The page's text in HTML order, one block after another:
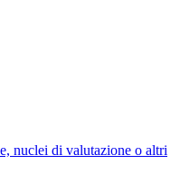
nuclei di valutazione o altri